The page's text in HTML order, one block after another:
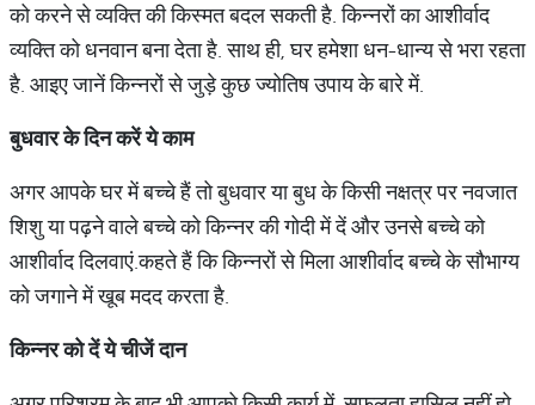
को करने से व्यक्ति की किस्मत बदल सकती है. किन्नरों का आशीर्वाद
व्यक्ति को धनवान बना देता है. साथ ही, घर हमेशा धन-धान्य से भरा रहता
है. आइए जानें किन्नरों से जुड़े कुछ ज्योतिष उपाय के बारे में.
बुधवार के दिन करें ये काम
अगर आपके घर में बच्चे हैं तो बुधवार या बुध के किसी नक्षत्र पर नवजात
शिशु या पढ़ने वाले बच्चे को किन्नर की गोदी में दें और उनसे बच्चे को
आशीर्वाद दिलवाएं.कहते हैं कि किन्नरों से मिला आशीर्वाद बच्चे के सौभाग्य
को जगाने में खूब मदद करता है.
किन्नर को दें ये चीजें दान